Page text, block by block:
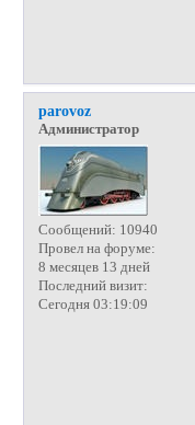
parovoz
Администратор
Сообщений: 10940
Провел на форуме:
8 месяцев 13 дней
Последний визит:
Сегодня 03:19:09